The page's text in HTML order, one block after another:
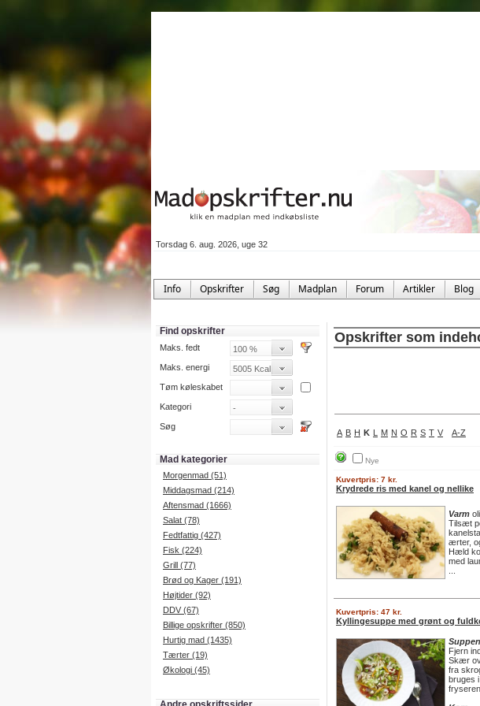
Torsdag 6. aug. 2026, uge 32
Info Opskrifter Søg Madplan Forum Artikler Blog
Find opskrifter
Maks. fedt
Maks. energi
Tøm køleskabet
Kategori
Søg
Mad kategorier
Morgenmad (51)
Middagsmad (214)
Aftensmad (1666)
Salat (78)
Fedtfattig (427)
Fisk (224)
Grill (77)
Brød og Kager (191)
Højtider (92)
DDV (67)
Billige opskrifter (850)
Hurtig mad (1435)
Tærter (19)
Økologi (45)
Opskrifter som
A B H K L M N O R S T V A-Z
Nye
Kuvertpris: 7 kr.
Krydrede ris med kanel og nellike
Varm
Tilsæt
ærter,
Hæld
med
Kuvertpris: 47 kr.
Kyllingesuppe med grønt og
Fjern
Skær
fra
bruges